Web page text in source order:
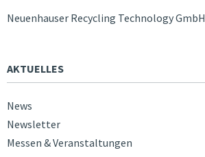
Neuenhauser Recycling Technology GmbH
AKTUELLES
News
Newsletter
Messen & Veranstaltungen